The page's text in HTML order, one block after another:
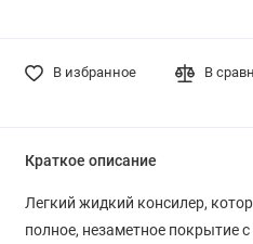
В избранное В
Краткое описание
Легкий жидкий консилер,
полное, незаметное покрытие